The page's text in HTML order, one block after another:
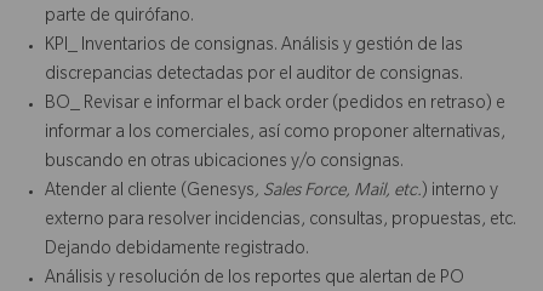
parte de quirófano.
KPI_ Inventarios de consignas. Análisis y gestión de las
discrepancias detectadas por el auditor de consignas.
BO_ Revisar e informar el back order (pedidos en retraso) e
informar a los comerciales, así como proponer alternativas,
buscando en otras ubicaciones y/o consignas.
Atender al cliente (Genesys, Sales Force, Mail, etc.) interno y
externo para resolver incidencias, consultas, propuestas, etc.
Dejando debidamente registrado.
Análisis y resolución de los reportes que alertan de PO